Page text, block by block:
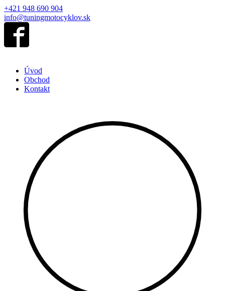
+421 948 690 904
info@tuningmotocyklov.sk
Úvod
Obchod
Kontakt